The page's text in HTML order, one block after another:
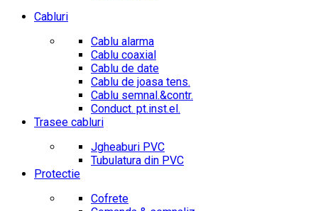
Cabluri
Cablu alarma
Cablu coaxial
Cablu de date
Cablu de joasa tens.
Cablu semnal.&contr.
Conduct. pt.inst.el.
Trasee cabluri
Jgheaburi PVC
Tubulatura din PVC
Protectie
Cofrete